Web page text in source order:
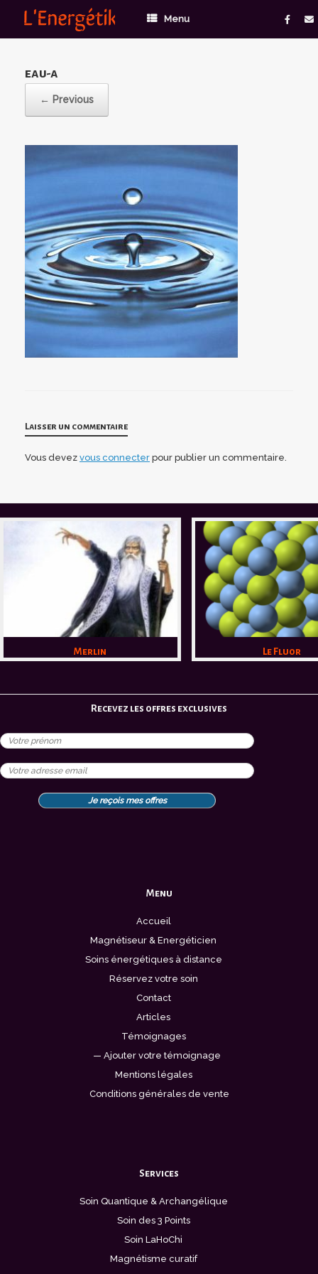
Menu
eau-a
← Previous
Laisser un commentaire
Vous devez vous connecter pour publier un commentaire.
Merlin Le Fluor
Recevez les offres exclusives
Menu
Accueil
Magnétiseur & Energéticien
Soins énergétiques à distance
Réservez votre soin
Contact
Articles
Témoignages
— Ajouter votre témoignage
Mentions légales
Conditions générales de vente
Services
Soin Quantique & Archangélique
Soin des 3 Points
Soin LaHoChi
Magnétisme curatif